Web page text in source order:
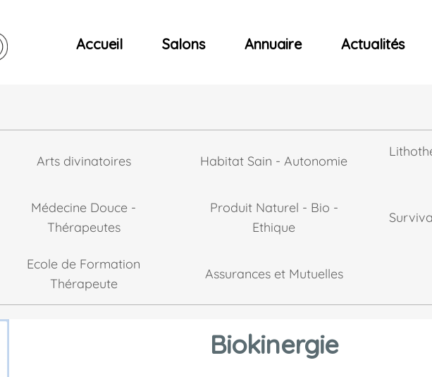
Evénements et Concerts
Accueil Salons Annuaire Actualités
Arts divinatoires Habitat Sain - Autonomie
Médecine Douce -
Thérapeutes
Produit Naturel - Bio -
Ethique
Ecole de Formation
Thérapeute
Assurances et Mutuelles
Biokinergie